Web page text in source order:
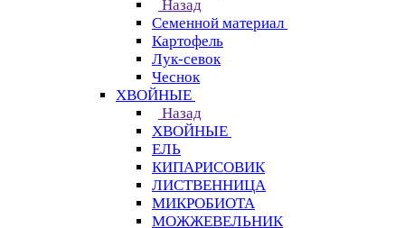
Назад
Семенной материал
Картофель
Лук-севок
Чеснок
ХВОЙНЫЕ
Назад
ХВОЙНЫЕ
ЕЛЬ
КИПАРИСОВИК
ЛИСТВЕННИЦА
МИКРОБИОТА
МОЖЖЕВЕЛЬНИК